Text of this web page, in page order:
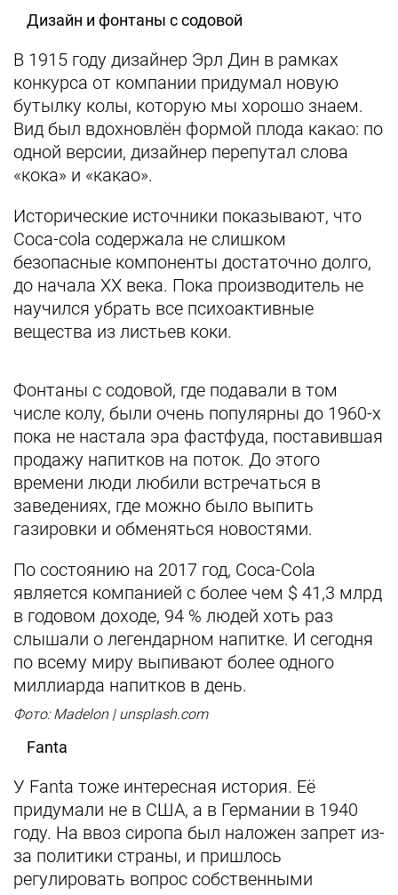
Дизайн и фонтаны с содовой
В 1915 году дизайнер Эрл Дин в рамках
конкурса от компании придумал новую
бутылку колы, которую мы хорошо знаем.
Вид был вдохновлён формой плода какао: по
одной версии, дизайнер перепутал слова
«кока» и «какао».
Исторические источники показывают, что
Coca-сola содержала не слишком
безопасные компоненты достаточно долго,
до начала XX века. Пока производитель не
научился убрать все психоактивные
вещества из листьев коки.
Фонтаны с содовой, где подавали в том
числе колу, были очень популярны до 1960-х
пока не настала эра фастфуда, поставившая
продажу напитков на поток. До этого
времени люди любили встречаться в
заведениях, где можно было выпить
газировки и обменяться новостями.
По состоянию на 2017 год, Coca-Cola
является компанией с более чем $ 41,3 млрд
в годовом доходе, 94 % людей хоть раз
слышали о легендарном напитке. И сегодня
по всему миру выпивают более одного
миллиарда напитков в день.
Фото: Madelon | unsplash.com
Fanta
У Fanta тоже интересная история. Её
придумали не в США, а в Германии в 1940
году. На ввоз сиропа был наложен запрет из-
за политики страны, и пришлось
регулировать вопрос собственными